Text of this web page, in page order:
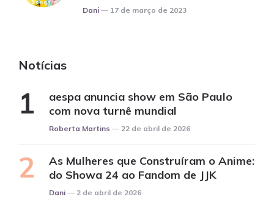
Posted
Dani 17 de março de 2023
Notícias
aespa anuncia show em São Paulo
com nova turnê mundial
Posted
Roberta Martins 22 de abril de 2026
As Mulheres que Construíram o Anime:
do Showa 24 ao Fandom de JJK
Posted
Dani 2 de abril de 2026